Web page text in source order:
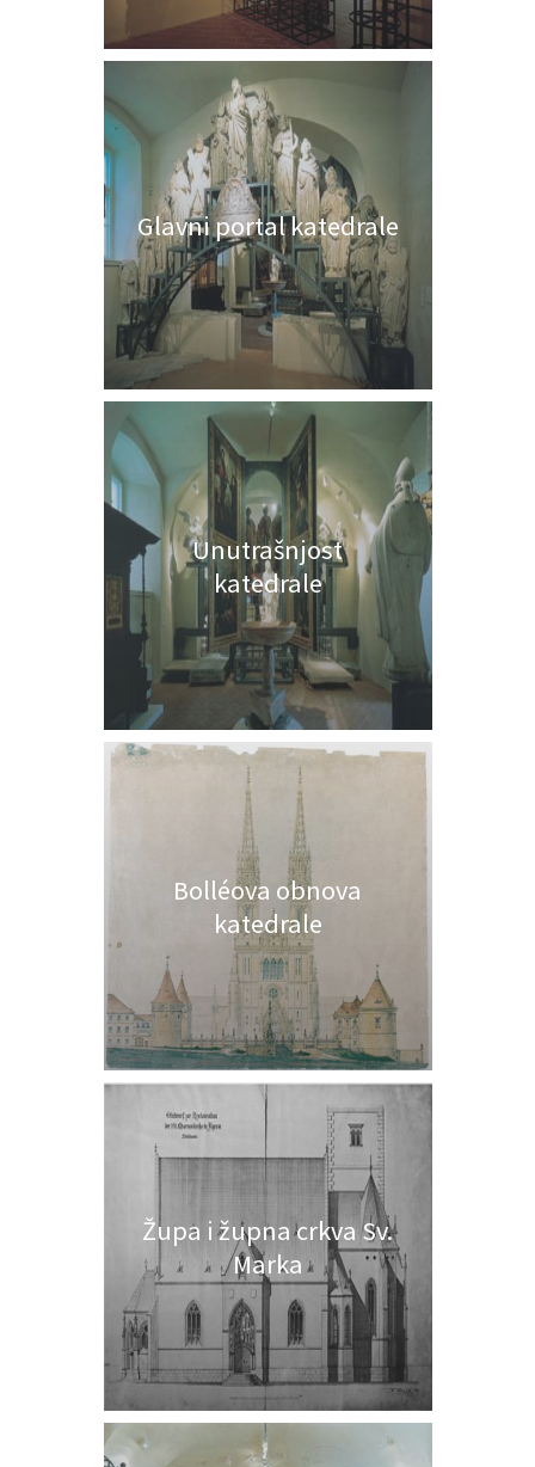
Glavni portal katedrale
Unutrašnjost
katedrale
Bolléova obnova
katedrale
Župa i župna crkva Sv.
Marka